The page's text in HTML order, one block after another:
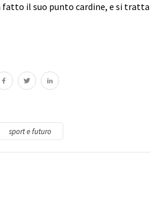
fatto il suo punto cardine, e si tratta
sport e futuro